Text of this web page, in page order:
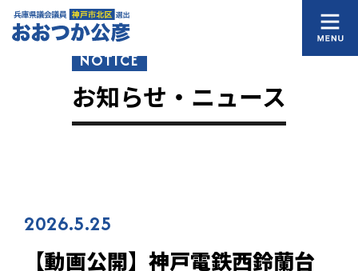
NOTICE
お知らせ・ニュース
2026.5.25
【動画公開】神戸電鉄西鈴蘭台